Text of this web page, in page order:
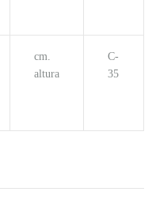
cm.
altura
C-
35